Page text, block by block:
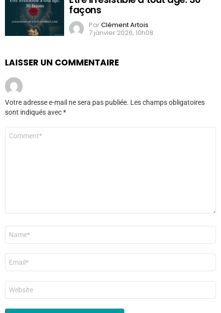
façons
ParClément Artois
7 janvier 2026, 10h08
LAISSER UN COMMENTAIRE
Votre adresse e-mail ne sera pas publiée. Les champs obligatoires
sont indiqués avec*
Commentaire
Nom
E-
mail
*
Site
web